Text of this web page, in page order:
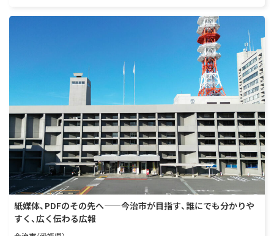
紙媒体、PDFのその先へ——今治市が目指す、誰にでも分かりや
すく、広く伝わる広報